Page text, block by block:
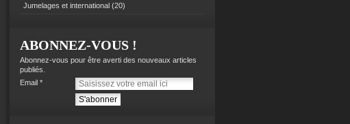
Jumelages et international (20)
ABONNEZ-VOUS !
Abonnez-vous pour être averti des nouveaux articles
publiés.
Email